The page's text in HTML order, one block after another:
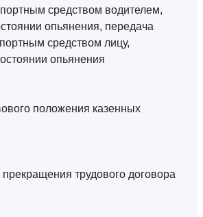
средством водителем,
опьянения, передача
средством лицу,
опьянения
положения казенных
трудового договора